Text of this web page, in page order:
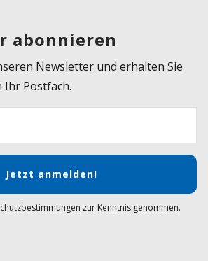
abonnieren
Newsletter und erhalten Sie
Ihr Postfach.
Jetzt anmelden!
zur Kenntnis genommen.